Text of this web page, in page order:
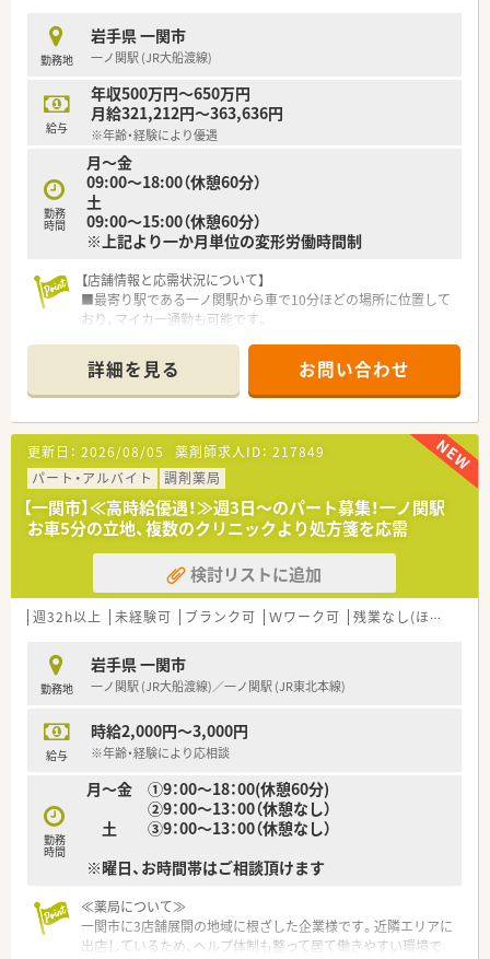
め、増員での募集です。
≪ ここが魅力ポイント ≫
■かかりつけ薬剤師として働きたい！
「この薬局がいいから来た」と薬局のファンが多いのが魅力。患
者様との関わりにやりがいを感じる方におススメです。
■住居手当あり！
遠方からお越しの方は着任費用の相談も可能です。
■店舗異動・転勤なし！
長く安定してご活躍いただけます。
■風通しの良い雰囲気づくり！
社長との距離感が近く、地域の薬局としての役割はもちろん、薬
したいことなども言いやすい雰囲気づくりを心掛けている社長
です。
勤務地
岩手県 一関市
一ノ関駅 (JR大船渡線)
給与
年収500万円～650万円
月給321,212円～363,636円
※年齢・経験により優遇
勤務
時間
月〜金
09:00〜18:00（休憩60分）
土
09:00〜15:00（休憩60分）
※上記より一か月単位の変形労働時間制
【店舗情報と応需状況について】
■最寄り駅である一ノ関駅から車で10分ほどの場所に位置して
おり、マイカー通勤も可能です。
から幅広く応需しています。
■薬剤師は常勤と非常勤を合わせて5名体制で、事務スタッフも
4名在籍し協力しています。
【募集背景と求める人物像について】
■地域医療への貢献度を高めるための増員募集であり、現在非常
に温度感を高く採用中です。
■即戦力となる経験者はもちろん、意欲的に業務に取り組める方
を幅広く歓迎しております。
■チームワークを大切にし、周囲とコミュニケーションを取りな
がら業務を進められる方です。
【法人特徴について】
■東北地方を中心にドラッグストアや調剤薬局を350店舗以上
■東証プライム市場に上場しており、安定した経営基盤のもとで
安心して就業いただけます。
■社員の定着率は91.8％と非常に高く、長く働き続けられる環境
詳細を見る お問い合わせ
更新日： 2026/08/05 薬剤師求人ID： 217849
パート・アルバイト
調剤薬局
【一関市】≪高時給優遇！≫週3日～のパート募集！一ノ関駅
お車5分の立地、複数のクリニックより処方箋を応需
検討リストに追加
週32h以上 未経験可 ブランク可 Ｗワーク可 残業なし(ほぼなし含む)
勤務地
岩手県 一関市
一ノ関駅 (JR大船渡線)／一ノ関駅 (JR東北本線)
給与
時給2,000円～3,000円
※年齢・経験により応相談
勤務
時間
月〜金 ①9：00～18：00(休憩60分)
②9：00～13：00（休憩なし）
土 ③9：00～13：00（休憩なし）
※曜日、お時間帯はご相談頂けます
≪薬局について≫
一関市に3店舗展開の地域に根ざした企業様です。近隣エリアに
出店しているため、ヘルプ体制も整って居て働きやすい環境で